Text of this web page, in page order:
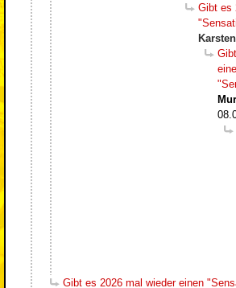
Gibt es
Karsten
Gibt es 2026 mal wieder einen